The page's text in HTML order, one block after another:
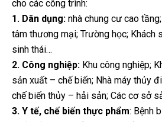
cho các công trình:
1. Dân dụng: nhà chung cư cao
tâm thương mại; Trường học; Khách
sinh thái…
2. Công nghiệp: Khu công nghiệp;
sản xuất – chế biến; Nhà máy thủy
chế biến thủy – hải sản; Các cơ sở
3. Y tế, chế biến thực phẩm: Bệnh